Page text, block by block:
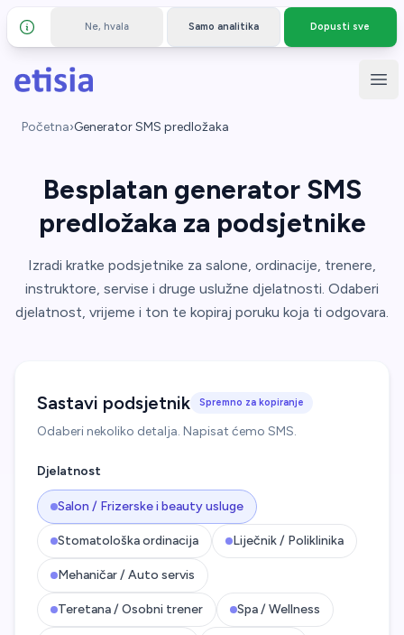
Detalji i privatnost
Ne, hvala Samo analitika Dopusti sve
Preskoči na glavni sadržaj
Etisia
Početna›Generator SMS predložaka
Besplatan generator SMS
predložaka za podsjetnike
Izradi kratke podsjetnike za salone, ordinacije, trenere,
instruktore, servise i druge uslužne djelatnosti. Odaberi
djelatnost, vrijeme i ton te kopiraj poruku koja ti odgovara.
Sastavi podsjetnik Spremno za kopiranje
Odaberi nekoliko detalja. Napisat ćemo SMS.
Djelatnost
Salon / Frizerske i beauty usluge
Stomatološka ordinacija Liječnik / Poliklinika
Mehaničar / Auto servis
Teretana / Osobni trener Spa / Wellness